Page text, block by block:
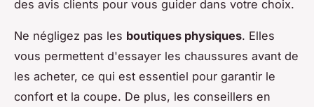
des avis clients pour vous guider dans votre choix.
Ne négligez pas les boutiques physiques. Elles
vous permettent d'essayer les chaussures avant de
les acheter, ce qui est essentiel pour garantir le
confort et la coupe. De plus, les conseillers en